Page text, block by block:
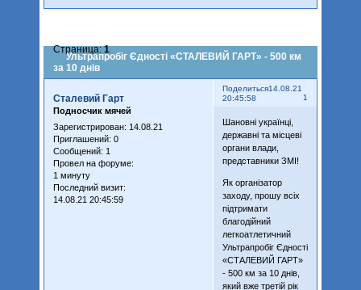
Ультрапробіг Єдності «СТАЛЕВИЙ ГАРТ» - 500 км
за 10 днів
Страница:1
Поделиться
1
14.08.21
20:45:58
Сталевий Гарт
Подносчик мячей
Зарегистрирован: 14.08.21
Приглашений: 0
Сообщений: 1
Провел на форуме:
1 минуту
Последний визит:
14.08.21 20:45:59
Шановні українці,
державні та місцеві
органи влади,
представники ЗМІ!
Як організатор
заходу, прошу всіх
підтримати
благодійний
легкоатлетичний
Ультрапробіг Єдності
«СТАЛЕВИЙ ГАРТ»
- 500 км за 10 днів,
який вже третій рік